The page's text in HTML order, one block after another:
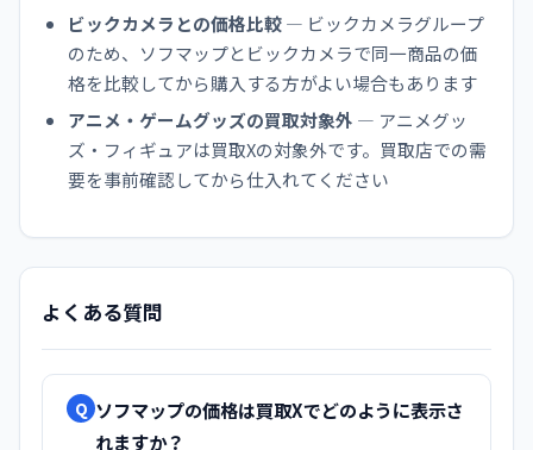
ビックカメラとの価格比較— ビックカメラグループ
のため、ソフマップとビックカメラで同一商品の価
格を比較してから購入する方がよい場合もあります
アニメ・ゲームグッズの買取対象外 — アニメグッ
ズ・フィギュアは買取Xの対象外です。買取店での需
要を事前確認してから仕入れてください
よくある質問
Q ソフマップの価格は買取Xでどのように表示さ
れますか？